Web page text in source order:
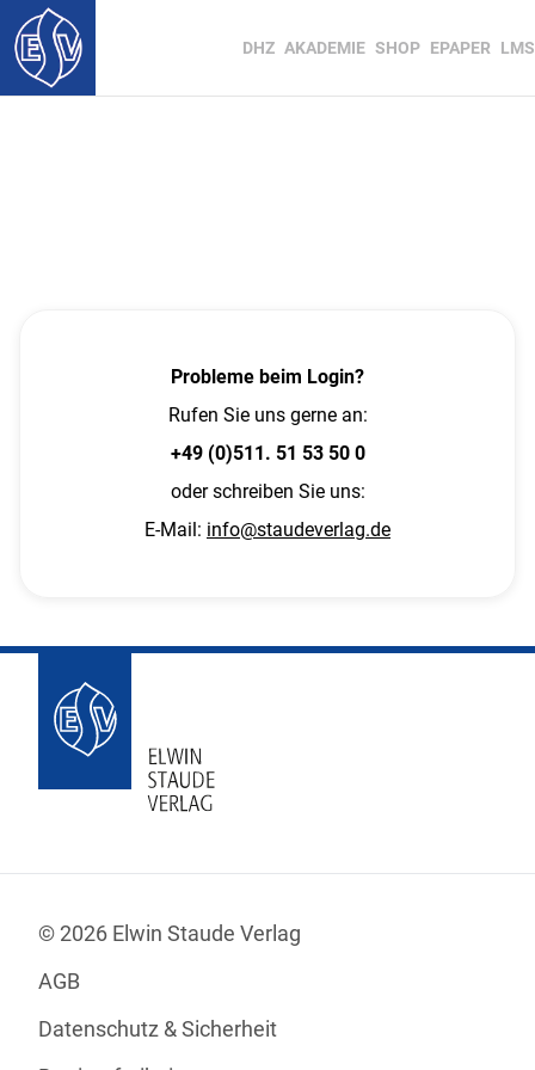
DHZ AKADEMIE SHOP EPAPER LMS
Probleme beim Login?
Rufen Sie uns gerne an:
+49 (0)511. 51 53 50 0
oder schreiben Sie uns:
E-Mail: info@staudeverlag.de
© 2026 Elwin Staude Verlag
AGB
Datenschutz & Sicherheit